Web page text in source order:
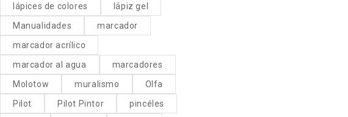
lápices de colores
lápiz gel
Manualidades
marcador
marcador acrílico
marcador al agua
marcadores
Molotow
muralismo
Olfa
Pilot
Pilot Pintor
pincéles